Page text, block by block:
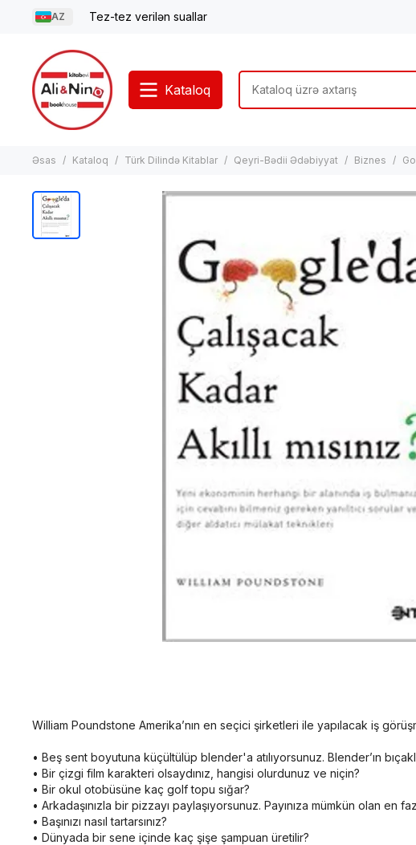
AZ Tez-tez verilən suallar
Kataloq
Əsas Kataloq Türk Dilində Kitablar Qeyri-Bədii Ədəbiyyat Biznes
William Poundstone Amerika’nın en seçici şirketleri ile yapılacak iş
• Beş sent boyutuna küçültülüp blender'a atılıyorsunuz. Blender’ın
• Bir çizgi film karakteri olsaydınız, hangisi olurdunuz ve niçin?
• Bir okul otobüsüne kaç golf topu sığar?
• Arkadaşınızla bir pizzayı paylaşıyorsunuz. Payınıza mümkün olan
• Başınızı nasıl tartarsınız?
• Dünyada bir sene içinde kaç şişe şampuan üretilir?